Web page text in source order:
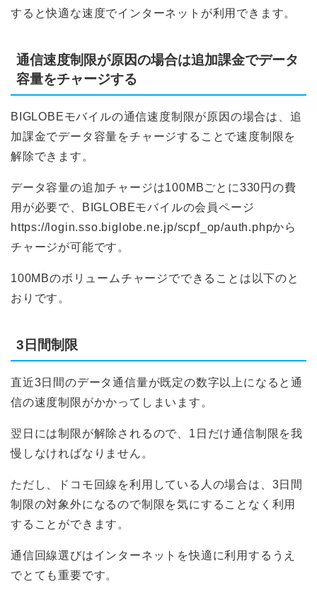
すると快適な速度でインターネットが利用できます。
通信速度制限が原因の場合は追加課金でデータ
容量をチャージする
BIGLOBEモバイルの通信速度制限が原因の場合は、追
加課金でデータ容量をチャージすることで速度制限を
解除できます。
データ容量の追加チャージは100MBごとに330円の費
用が必要で、BIGLOBEモバイルの会員ページ
https://login.sso.biglobe.ne.jp/scpf_op/auth.phpから
チャージが可能です。
100MBのボリュームチャージでできることは以下のと
おりです。
3日間制限
直近3日間のデータ通信量が既定の数字以上になると通
信の速度制限がかかってしまいます。
翌日には制限が解除されるので、1日だけ通信制限を我
慢しなければなりません。
ただし、ドコモ回線を利用している人の場合は、3日間
制限の対象外になるので制限を気にすることなく利用
することができます。
通信回線選びはインターネットを快適に利用するうえ
でとても重要です。